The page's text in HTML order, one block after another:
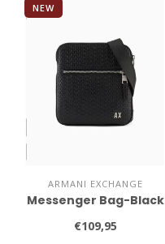
NEW
ARMANI EXCHANGE
Messenger Bag-Black
€109,95